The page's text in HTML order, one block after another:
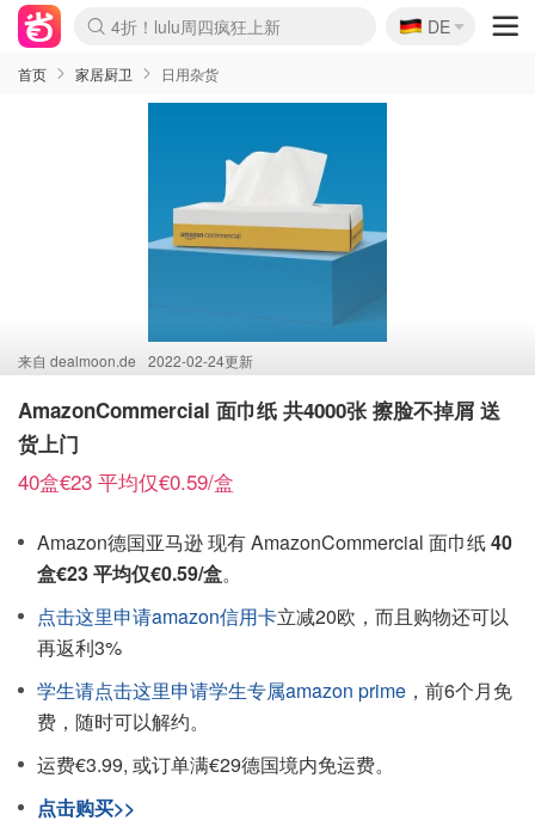
Boticinal 夏促开抢！
4折！lulu周四疯狂上新
还没结束！&OtherStories大促
Joybuy变相75折 随时失效
速领！Stanley独家85折
疑似霸哥！Camper额外叠85折
Zalando 奥莱闪促！每日更新
Moncler反季囤！5折起+叠9折
Coach Brooklyn仅€192
🇩🇪
DE
首页 家居厨卫 日用杂货
来自 dealmoon.de 2022-02-24更新
AmazonCommercial 面巾纸 共4000张 擦脸不掉屑 送
货上门
40盒€23 平均仅€0.59/盒
Amazon德国亚马逊 现有 AmazonCommercial 面巾纸40
盒€23 平均仅€0.59/盒。
点击这里申请amazon信用卡立减20欧，而且购物还可以
再返利3%
学生请点击这里申请学生专属amazon prime ，前6个月免
费，随时可以解约。
运费€3.99, 或订单满€29德国境内免运费。
点击购买>>